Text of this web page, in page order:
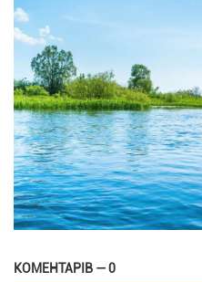
КОМЕНТАРІВ — 0